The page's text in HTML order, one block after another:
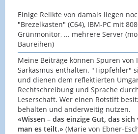
Einige Relikte von damals liegen
"Brezelkasten" (C64), IBM-PC mit
Grünmonitor, ... mehrere Server
Baureihen)
Meine Beiträge können Spuren von
Sarkasmus enthalten. "Tippfehler"
und dienen dem reflektierten
Rechtschreibung und Sprache
Leserschaft. Wer einen Rotstift
behalten und anderweitig nutzen.
«Wissen – das einzige Gut, das
man es teilt.» (Marie von Ebner-